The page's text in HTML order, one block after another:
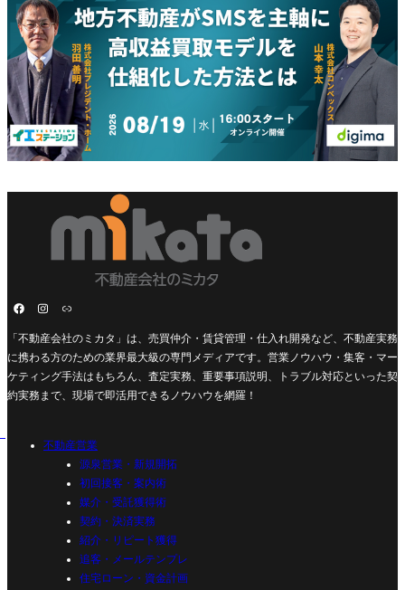
「不動産会社のミカタ」は、売買仲介・賃貸管理・仕入れ開発など、不動産実務
に携わる方のための業界最大級の専門メディアです。営業ノウハウ・集客・マー
ケティング手法はもちろん、査定実務、重要事項説明、トラブル対応といった契
約実務まで、現場で即活用できるノウハウを網羅！
不動産営業
源泉営業・新規開拓
初回接客・案内術
媒介・受託獲得術
契約・決済実務
紹介・リピート獲得
追客・メールテンプレ
住宅ローン・資金計画